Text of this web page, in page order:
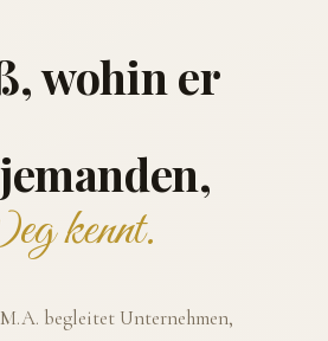
wohin er
kennt.
begleitet Unternehmen,